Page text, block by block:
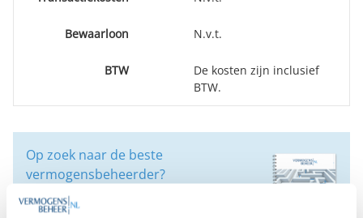
Bewaarloon N.v.t.
BTW
De kosten zijn inclusief
BTW.
Op zoek naar de beste
vermogensbeheerder?
Bent u op zoek naar de voor u beste
vermogensbeheerder?